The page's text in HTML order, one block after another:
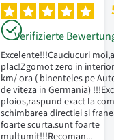
Verifizierte
Excelente!!!Cauciucuri
plac!Zgomot zero in
km/ ora ( binenteles pe
de viteza in Germania)
ploios,raspund exact la
schimbarea directiei si
foarte scurta.sunt foarte
multumit!!!Recoman...